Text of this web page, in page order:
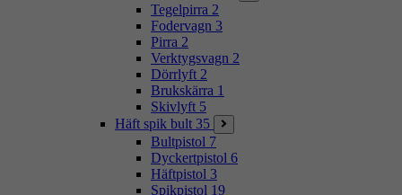
Tegelpirra 2
Fodervagn 3
Pirra 2
Verktygsvagn 2
Dörrlyft 2
Brukskärra 1
Skivlyft 5
Häft spik bult 35
Bultpistol 7
Dyckertpistol 6
Häftpistol 3
Spikpistol 19